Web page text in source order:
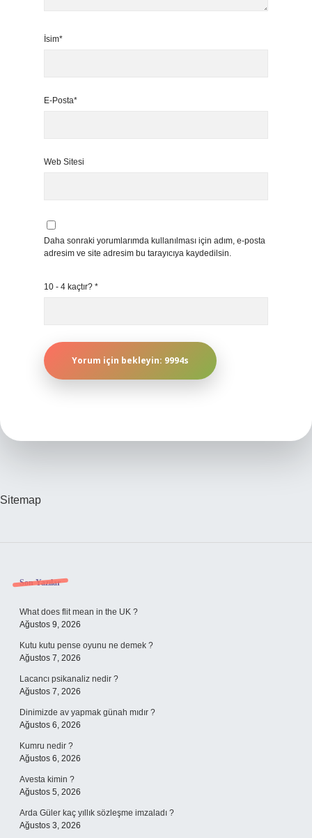
İsim*
E-Posta*
Web Sitesi
Daha sonraki yorumlarımda kullanılması için adım, e-posta
adresim ve site adresim bu tarayıcıya kaydedilsin.
10 - 4 kaçtır? *
Sitemap
Sidebar
Son Yazılar
What does flit mean in the UK ?
Ağustos 9, 2026
Kutu kutu pense oyunu ne demek ?
Ağustos 7, 2026
Lacancı psikanaliz nedir ?
Ağustos 7, 2026
Dinimizde av yapmak günah mıdır ?
Ağustos 6, 2026
Kumru nedir ?
Ağustos 6, 2026
Avesta kimin ?
Ağustos 5, 2026
Arda Güler kaç yıllık sözleşme imzaladı ?
Ağustos 3, 2026